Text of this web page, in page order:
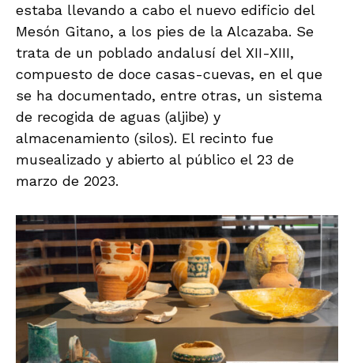
estaba llevando a cabo el nuevo edificio del
Mesón Gitano, a los pies de la Alcazaba. Se
trata de un poblado andalusí del XII-XIII,
compuesto de doce casas-cuevas, en el que
se ha documentado, entre otras, un sistema
de recogida de aguas (aljibe) y
almacenamiento (silos). El recinto fue
musealizado y abierto al público el 23 de
marzo de 2023.